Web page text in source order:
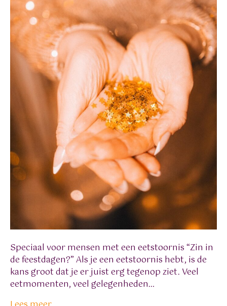
Speciaal voor mensen met een eetstoornis “Zin in
de feestdagen?” Als je een eetstoornis hebt, is de
kans groot dat je er juist erg tegenop ziet. Veel
eetmomenten, veel gelegenheden…